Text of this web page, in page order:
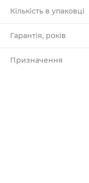
Кількість в упаковці
Гарантія, років
Призначення